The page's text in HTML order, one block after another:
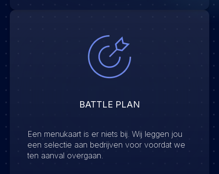
BATTLE PLAN
Een menukaart is er niets bij. Wij leggen jou
een selectie aan bedrijven voor voordat we
ten aanval overgaan.